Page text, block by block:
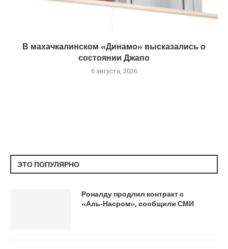
В махачкалинском «Динамо» высказались о
состоянии Джапо
6 августа, 2026
ЭТО ПОПУЛЯРНО
Роналду продлил контракт с
«Аль‑Насром», сообщили СМИ